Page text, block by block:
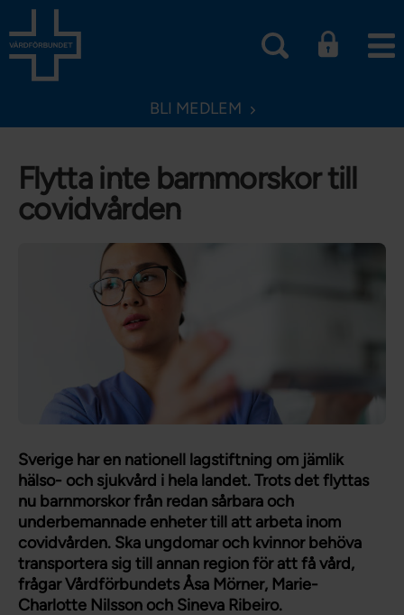
BLI MEDLEM
Flytta inte barnmorskor till
covidvården
Sverige har en nationell lagstiftning om jämlik
hälso- och sjukvård i hela landet. Trots det flyttas
nu barnmorskor från redan sårbara och
underbemannade enheter till att arbeta inom
covidvården. Ska ungdomar och kvinnor behöva
transportera sig till annan region för att få vård,
frågar Vårdförbundets Åsa Mörner, Marie-
Charlotte Nilsson och Sineva Ribeiro.